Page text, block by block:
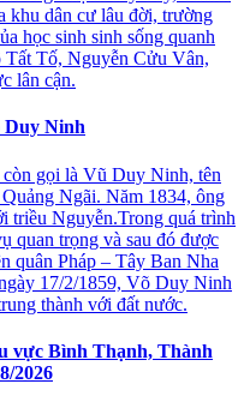
dân cư lâu đời, trường
học sinh sinh sống quanh
Tố, Nguyễn Cửu Vân,
lân cận.
Duy Ninh
gọi là Vũ Duy Ninh, tên
Ngãi. Năm 1834, ông
triều Nguyễn.Trong quá trình
quan trọng và sau đó được
quân Pháp – Tây Ban Nha
17/2/1859, Võ Duy Ninh
thành với đất nước.
vực Bình Thạnh, Thành
2026